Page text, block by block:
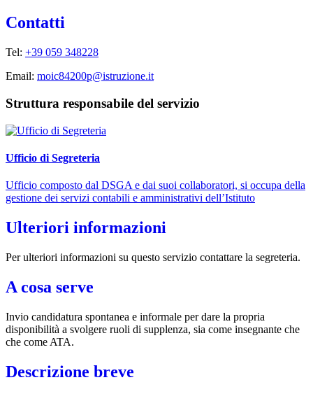
Contatti
Tel: +39 059 348228
Email: moic84200p@istruzione.it
Struttura responsabile del servizio
Ufficio di Segreteria
Ufficio composto dal DSGA e dai suoi collaboratori, si occupa della
gestione dei servizi contabili e amministrativi dell’Istituto
Ulteriori informazioni
Per ulteriori informazioni su questo servizio contattare la segreteria.
A cosa serve
Invio candidatura spontanea e informale per dare la propria
disponibilità a svolgere ruoli di supplenza, sia come insegnante che
che come ATA.
Descrizione breve